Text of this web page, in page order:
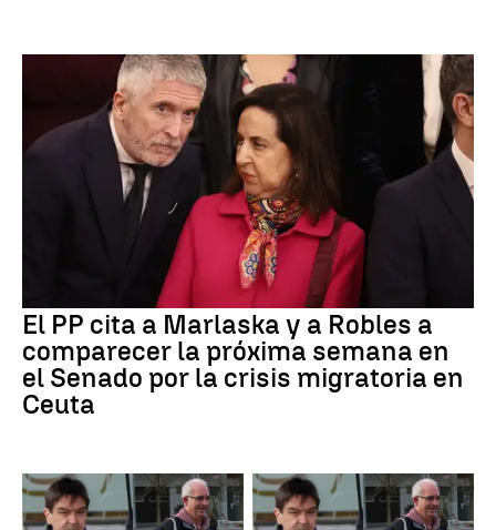
El PP cita a Marlaska y a Robles a
comparecer la próxima semana en
el Senado por la crisis migratoria en
Ceuta